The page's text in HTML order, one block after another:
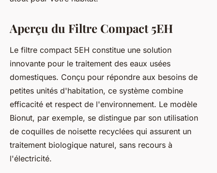
Aperçu du Filtre Compact 5EH
Le filtre compact 5EH constitue une solution
innovante pour le traitement des eaux usées
domestiques. Conçu pour répondre aux besoins de
petites unités d'habitation, ce système combine
efficacité et respect de l'environnement. Le modèle
Bionut, par exemple, se distingue par son utilisation
de coquilles de noisette recyclées qui assurent un
traitement biologique naturel, sans recours à
l'électricité.